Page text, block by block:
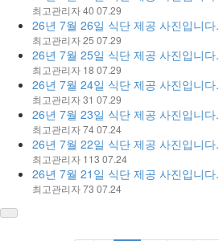
최고관리자40 07.29
26년 7월 26일 식단 제공 사진입니다.
최고관리자25 07.29
26년 7월 25일 식단 제공 사진입니다.
최고관리자 18 07.29
26년 7월 24일 식단 제공 사진입니다.
최고관리자31 07.29
26년 7월 23일 식단 제공 사진입니다.
최고관리자7407.24
26년 7월 22일 식단 제공 사진입니다.
최고관리자 113 07.24
26년 7월 21일 식단 제공 사진입니다.
최고관리자73 07.24